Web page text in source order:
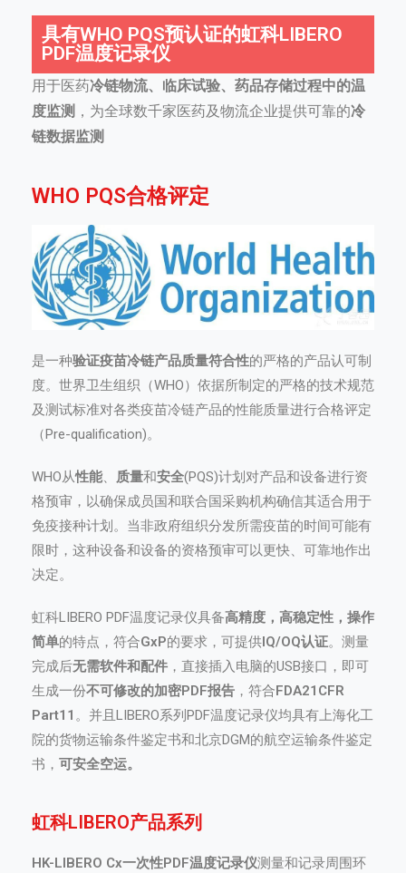
具有WHO PQS预认证的虹科LIBERO
PDF温度记录仪
用于医药冷链物流、临床试验、药品存储过程中的温
度监测 ，为全球数千家医药及物流企业提供可靠的冷
链数据监测
WHO PQS合格评定
是一种验证疫苗冷链产品质量符合性的严格的产品认可制
度。世界卫生组织（WHO）依据所制定的严格的技术规范
及测试标准对各类疫苗冷链产品的性能质量进行合格评定
（Pre-qualification)。
WHO从性能 质量和安全(PQS)计划对产品和设备进行资
格预审，以确保成员国和联合国采购机构确信其适合用于
免疫接种计划。当非政府组织分发所需疫苗的时间可能有
限时，这种设备和设备的资格预审可以更快、可靠地作出
决定。
虹科LIBERO PDF温度记录仪具备高精度，高稳定性，操作
简单的特点，符合GxP的要求，可提供IQ/OQ认证。测量
完成后无需软件和配件 ，直接插入电脑的USB接口，即可
生成一份不可修改的加密PDF报告 ，符合FDA21CFR
Part11 。并且LIBERO系列PDF温度记录仪均具有上海化工
院的货物运输条件鉴定书和北京DGM的航空运输条件鉴定
书， 可安全空运。
虹科LIBERO产品系列
HK-LIBERO Cx一次性PDF温度记录仪测量和记录周围环